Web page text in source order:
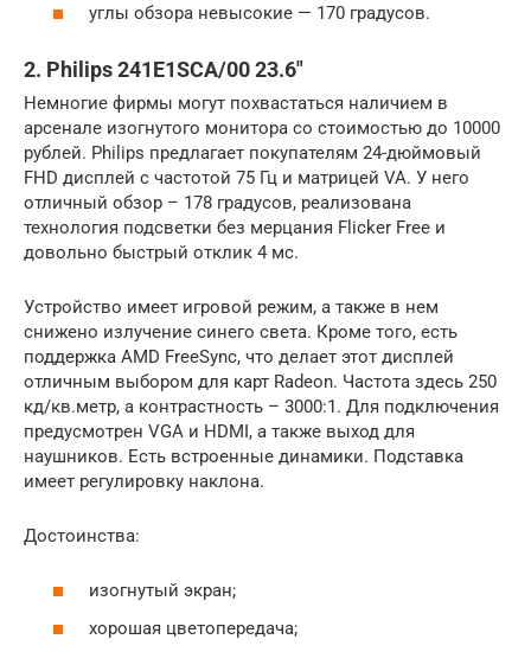
углы обзора невысокие — 170 градусов.
2. Philips 241E1SCA/00 23.6″
Немногие фирмы могут похвастаться наличием в
арсенале изогнутого монитора со стоимостью до 10000
рублей. Philips предлагает покупателям 24-дюймовый
FHD дисплей с частотой 75 Гц и матрицей VA. У него
отличный обзор – 178 градусов, реализована
технология подсветки без мерцания Flicker Free и
довольно быстрый отклик 4 мс.
Устройство имеет игровой режим, а также в нем
снижено излучение синего света. Кроме того, есть
поддержка AMD FreeSync, что делает этот дисплей
отличным выбором для карт Radeon. Частота здесь 250
кд/кв.метр, а контрастность – 3000:1. Для подключения
предусмотрен VGA и HDMI, а также выход для
наушников. Есть встроенные динамики. Подставка
имеет регулировку наклона.
Достоинства:
изогнутый экран;
хорошая цветопередача;